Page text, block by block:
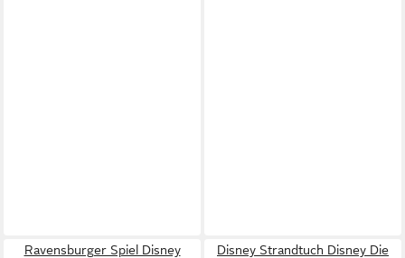
Ravensburger Spiel Disney
Disney Strandtuch Disney Die